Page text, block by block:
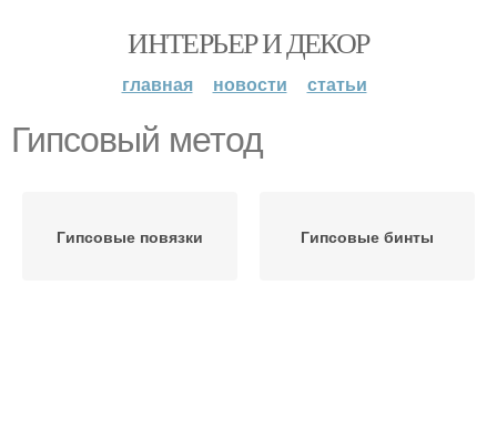
ИНТЕРЬЕР И ДЕКОР
главная новости статьи
Гипсовый метод
Гипсовые повязки Гипсовые бинты